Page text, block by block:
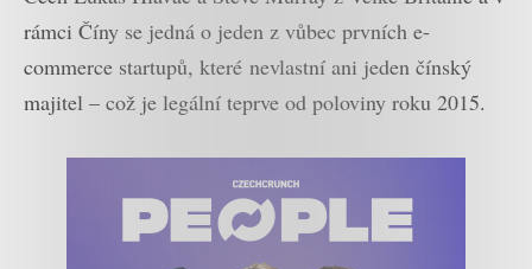
rámci Číny se jedná o jeden z vůbec prvních e-
commerce startupů, které nevlastní ani jeden čínský
majitel – což je legální teprve od poloviny roku 2015.